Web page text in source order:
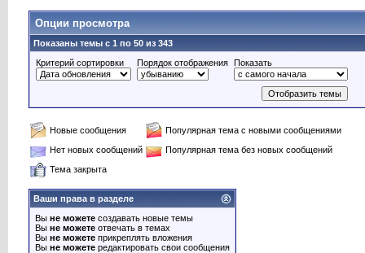
Опции просмотра
Показаны темы с 1 по 50 из 343
Критерий сортировки
Порядок отображения Показать
Новые сообщения
Популярная тема с новыми сообщениями
Нет новых сообщений
Популярная тема без новых сообщений
Тема закрыта
Ваши права в разделе
Вы не можете создавать новые темы
Вы не можете отвечать в темах
Вы не можете прикреплять вложения
Вы не можете редактировать свои сообщения